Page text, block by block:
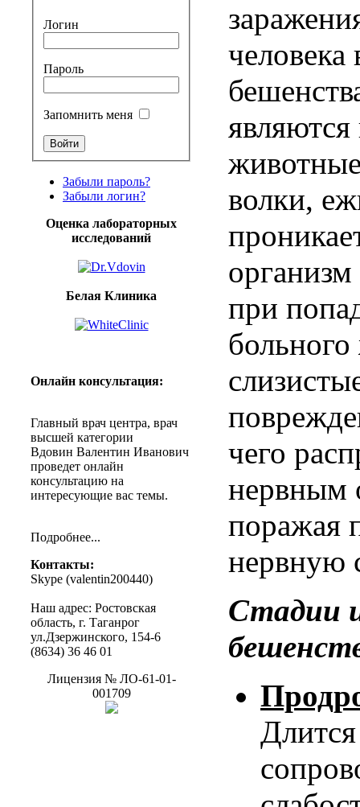
Логин
Пароль
Запомнить меня
Забыли пароль?
Забыли логин?
Оценка лабораторных
исследований
Белая Клиника
Онлайн консультация:
Главный врач центра, врач
высшей категории
Вдовин Валентин Иванович
проведет онлайн
консультацию на
интересующие вас темы.
Подробнее...
Контакты:
Skype (valentin200440)
Наш адрес: Ростовская
область, г. Таганрог
ул.Дзержинского, 154-6
(8634) 36 46 01
Лицензия№ ЛО-61-01-
001709
человека
волки,
при
чего
нервным
поражая
нервную
Стадии